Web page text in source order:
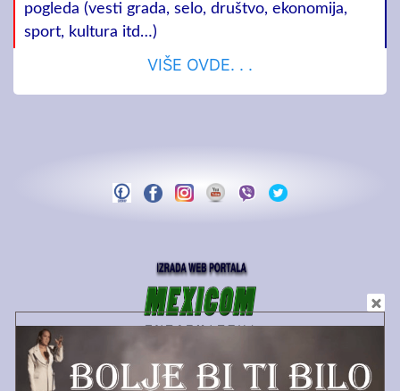
pogleda (vesti grada, selo, društvo, ekonomija,
sport, kultura itd…)
VIŠE OVDE. . .